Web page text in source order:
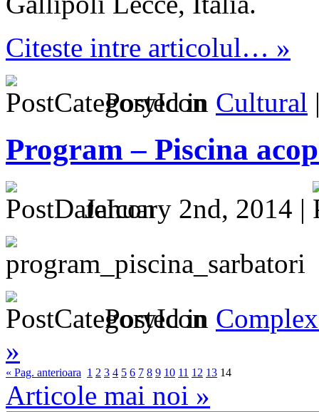
Citeste intre articolul… »
Posted in Cultural
Program – Piscina
January 2nd, 2014 |
Posted in
»
« Pag. anterioara 1 2 3 4 5 6 7 8 9 10 11 12 13 14
Articole mai noi »